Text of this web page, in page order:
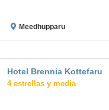
Meedhupparu
Hotel Brennia Kottefaru
4 estrellas y media